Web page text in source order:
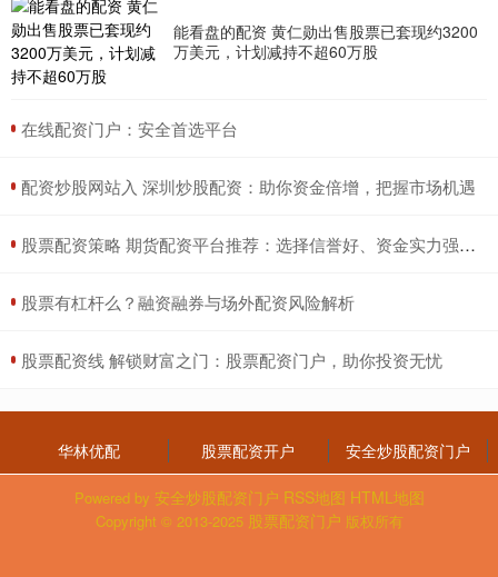
能看盘的配资 黄仁勋出售股票已套现约3200
万美元，计划减持不超60万股
​在线配资门户：安全首选平台
​配资炒股网站入 深圳炒股配资：助你资金倍增，把握市场机遇
​股票配资策略 期货配资平台推荐：选择信誉好、资金实力强的平台
​股票有杠杆么？融资融券与场外配资风险解析
​股票配资线 解锁财富之门：股票配资门户，助你投资无忧
华林优配 股票配资开户 安全炒股配资门户
Powered by 安全炒股配资门户 RSS地图 HTML地图
Copyright © 2013-2025 股票配资门户 版权所有